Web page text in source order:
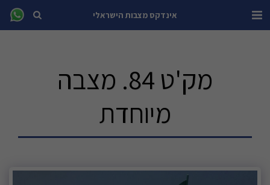
אינדקס מצבות הישראלי
מק'ט 84. מצבה
מיוחדת